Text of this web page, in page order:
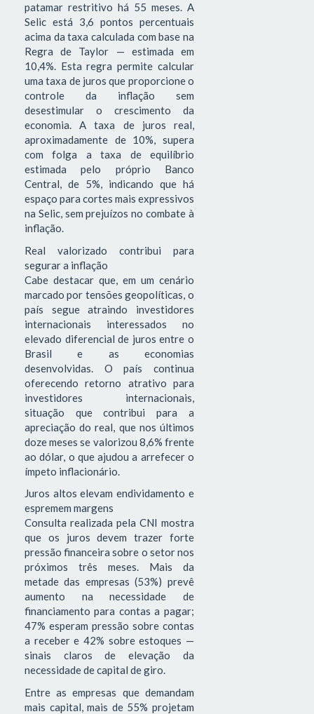
patamar restritivo há 55 meses. A
Selic está 3,6 pontos percentuais
acima da taxa calculada com base na
Regra de Taylor — estimada em
10,4%. Esta regra permite calcular
uma taxa de juros que proporcione o
controle da inflação sem
desestimular o crescimento da
economia. A taxa de juros real,
aproximadamente de 10%, supera
com folga a taxa de equilíbrio
estimada pelo próprio Banco
Central, de 5%, indicando que há
espaço para cortes mais expressivos
na Selic, sem prejuízos no combate à
inflação.
Real valorizado contribui para
segurar a inflação
Cabe destacar que, em um cenário
marcado por tensões geopolíticas, o
país segue atraindo investidores
internacionais interessados no
elevado diferencial de juros entre o
Brasil e as economias
desenvolvidas. O país continua
oferecendo retorno atrativo para
investidores internacionais,
situação que contribui para a
apreciação do real, que nos últimos
doze meses se valorizou 8,6% frente
ao dólar, o que ajudou a arrefecer o
ímpeto inflacionário.
Juros altos elevam endividamento e
espremem margens
Consulta realizada pela CNI mostra
que os juros devem trazer forte
pressão financeira sobre o setor nos
próximos três meses. Mais da
metade das empresas (53%) prevê
aumento na necessidade de
financiamento para contas a pagar;
47% esperam pressão sobre contas
a receber e 42% sobre estoques —
sinais claros de elevação da
necessidade de capital de giro.
Entre as empresas que demandam
mais capital, mais de 55% projetam